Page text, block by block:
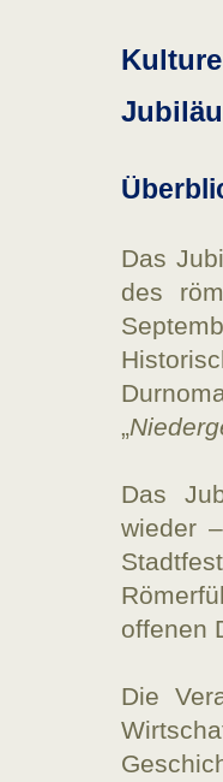
Das
des
„
Das
wieder
offenen
Die